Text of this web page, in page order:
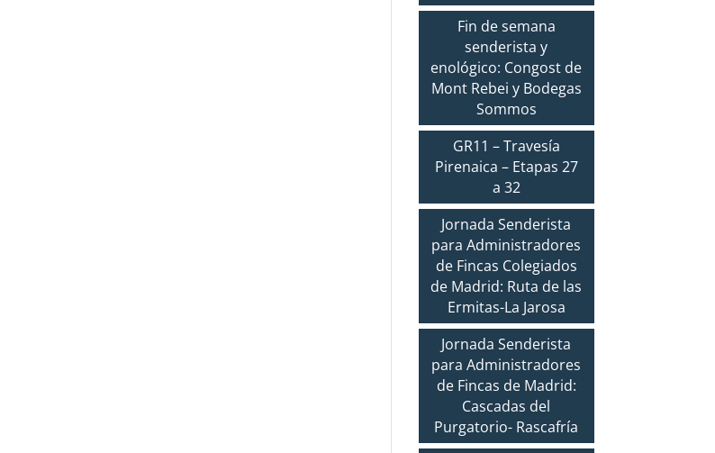
Fin de semana
senderista y
enológico: Congost de
Mont Rebei y Bodegas
Sommos
GR11 – Travesía
Pirenaica – Etapas 27
a 32
Jornada Senderista
para Administradores
de Fincas Colegiados
de Madrid: Ruta de las
Ermitas-La Jarosa
Jornada Senderista
para Administradores
de Fincas de Madrid:
Cascadas del
Purgatorio- Rascafría